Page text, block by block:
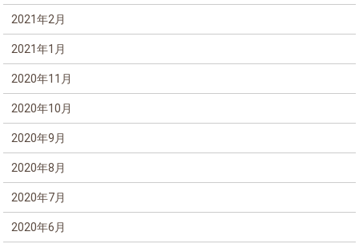
2021年2月
2021年1月
2020年11月
2020年10月
2020年9月
2020年8月
2020年7月
2020年6月